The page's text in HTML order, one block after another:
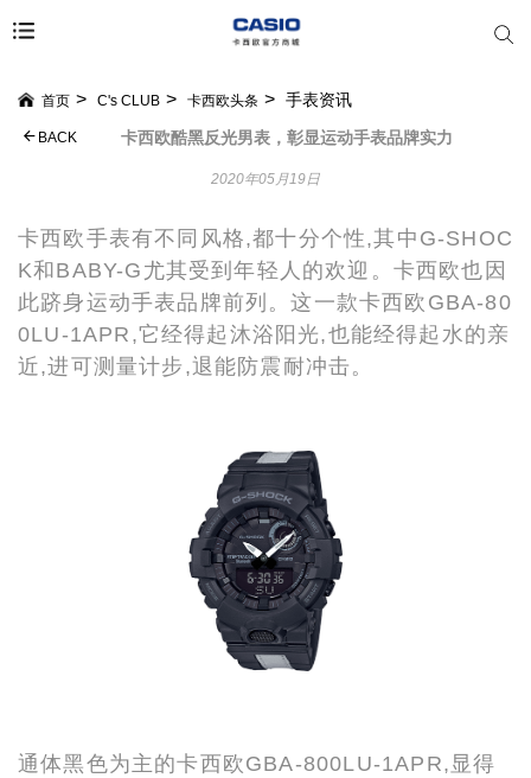
首页 C's CLUB 卡西欧头条 手表资讯
卡西欧酷黑反光男表，彰显运动手表品牌实力
BACK
2020年05月19日
卡西欧手表有不同风格,都十分个性,其中 G-SHOC
K和BABY-G尤其受到年轻人的欢迎。卡西欧也因
此跻身运动手表品牌前列。这一款卡西欧GBA-80
0LU-1APR,它经得起沐浴阳光,也能经得起水的亲
近,进可测量计步,退能防震耐冲击。
通体黑色为主的卡西欧GBA-800LU-1APR,显得